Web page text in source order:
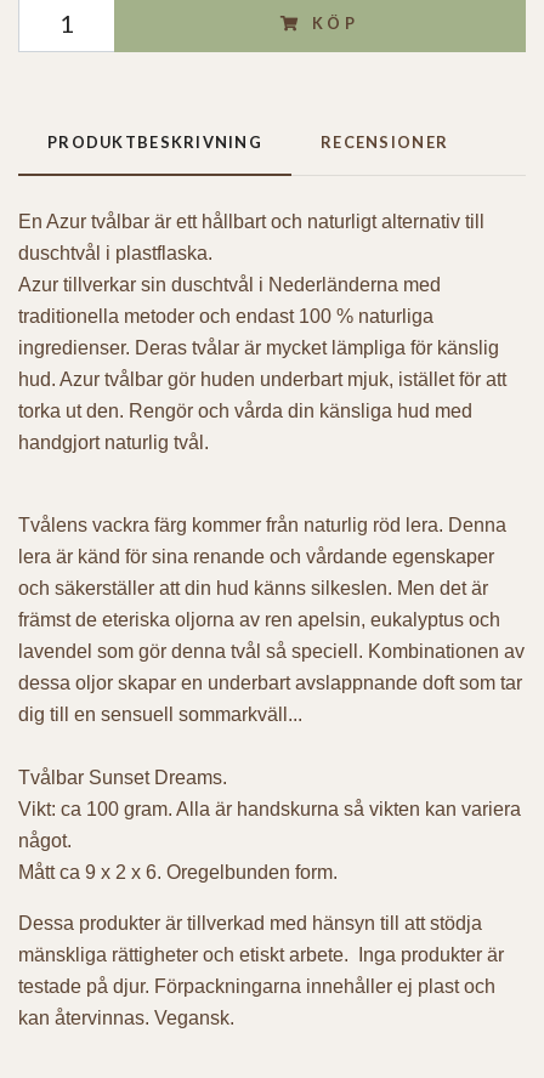
KÖP
PRODUKTBESKRIVNING RECENSIONER
En Azur tvålbar är ett hållbart och naturligt alternativ till
duschtvål i plastflaska.
Azur tillverkar sin duschtvål i Nederländerna med
traditionella metoder och endast 100 % naturliga
ingredienser. Deras tvålar är mycket lämpliga för känslig
hud. Azur tvålbar gör huden underbart mjuk, istället för att
torka ut den. Rengör och vårda din känsliga hud med
handgjort naturlig tvål.
Tvålens vackra färg kommer från naturlig röd lera. Denna
lera är känd för sina renande och vårdande egenskaper
och säkerställer att din hud känns silkeslen. Men det är
främst de eteriska oljorna av ren apelsin, eukalyptus och
lavendel som gör denna tvål så speciell. Kombinationen av
dessa oljor skapar en underbart avslappnande doft som tar
dig till en sensuell sommarkväll...
Tvålbar Sunset Dreams.
Vikt: ca 100 gram. Alla är handskurna så vikten kan variera
något.
Mått ca 9 x 2 x 6. Oregelbunden form.
Dessa produkter är tillverkad med hänsyn till att stödja
mänskliga rättigheter och etiskt arbete. Inga produkter är
testade på djur. Förpackningarna innehåller ej plast och
kan återvinnas. Vegansk.